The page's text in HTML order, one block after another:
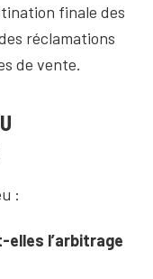
finale des
réclamations
de vente.
:
elles l’arbitrage